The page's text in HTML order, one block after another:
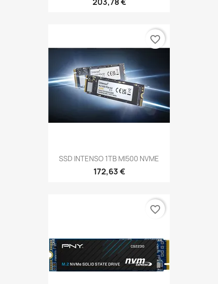
SSD INTENSO 1TB MI500 NVME
172,63 €
favorite_border
favorite_border